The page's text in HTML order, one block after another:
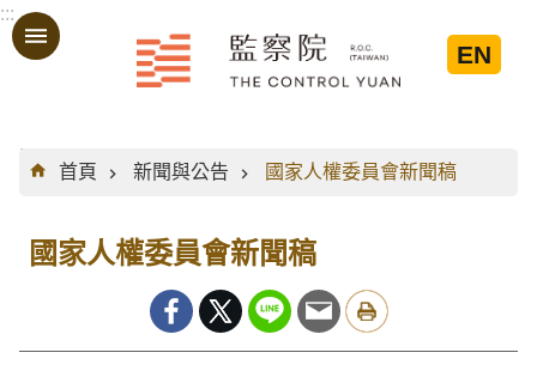
跳到主要內容區塊
:::
EN
:::
首頁
新聞與公告 國家人權委員會新聞稿
國家人權委員會新聞稿